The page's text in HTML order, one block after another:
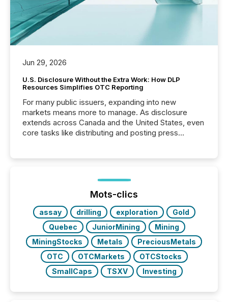
Jun 29, 2026
U.S. Disclosure Without the Extra Work: How DLP
Resources Simplifies OTC Reporting
For many public issuers, expanding into new
markets means more to manage. As disclosure
extends across Canada and the United States, even
core tasks like distributing and posting press
posting of its news simple. “They seamlessly post
our news on the OTC Markets site. I don’t even
have to think...
Mots-clics
assay drilling exploration
Gold
Quebec
JuniorMining
Mining
MiningStocks
Metals
PreciousMetals
OTC
OTCMarkets
OTCStocks
SmallCaps
TSXV Investing